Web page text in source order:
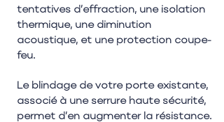
tentatives d’effraction, une isolation
thermique, une diminution
acoustique, et une protection coupe-
feu.
Le blindage de votre porte existante,
associé à une serrure haute sécurité,
permet d’en augmenter la résistance.